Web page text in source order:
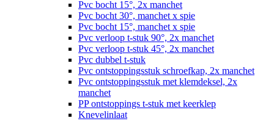
Pvc bocht 15°, 2x manchet
Pvc bocht 30°, manchet x spie
Pvc bocht 15°, manchet x spie
Pvc verloop t-stuk 90°, 2x manchet
Pvc verloop t-stuk 45°, 2x manchet
Pvc dubbel t-stuk
Pvc ontstoppingsstuk schroefkap, 2x manchet
Pvc ontstoppingsstuk met klemdeksel, 2x
manchet
PP ontstoppings t-stuk met keerklep
Knevelinlaat